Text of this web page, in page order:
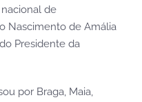
de
Nascimento de Amália
Presidente da
por Braga, Maia,